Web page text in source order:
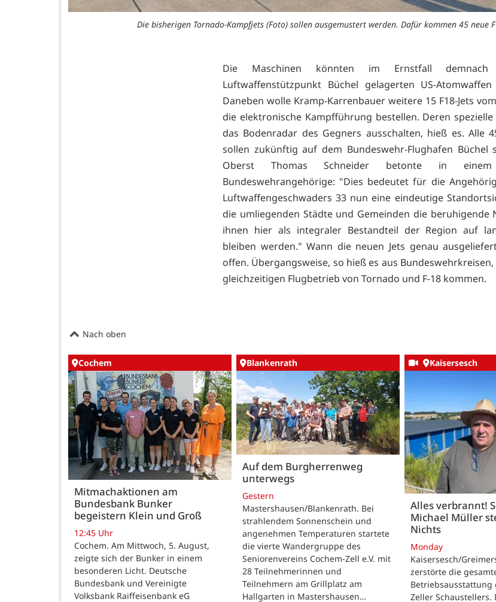
Die bisherigen Tornado-Kampfjets (Foto) sollen ausgemustert werden. Dafür kommen 45 neue
Die Maschinen könnten im Ernstfall
Luftwaffenstützpunkt Büchel gelagerten US-
Daneben wolle Kramp-Karrenbauer weitere 15 F18-Jets
die elektronische Kampfführung bestellen. Deren
das Bodenradar des Gegners ausschalten, hieß es. Alle
sollen zukünftig auf dem Bundeswehr-Flughafen Büchel
Oberst Thomas Schneider betonte in
Bundeswehrangehörige: "Dies bedeutet für die
Luftwaffengeschwaders 33 nun eine eindeutige
die umliegenden Städte und Gemeinden die beruhigende
ihnen hier als integraler Bestandteil der Region auf
bleiben werden." Wann die neuen Jets genau
offen. Übergangsweise, so hieß es aus
gleichzeitigen Flugbetrieb von Tornado und F-18 kommen.
Nach oben
Cochem
Mitmachaktionen am
Bundesbank Bunker
begeistern Klein und Groß
12:45 Uhr
Cochem. Am Mittwoch, 5. August,
zeigte sich der Bunker in einem
besonderen Licht. Deutsche
Bundesbank und Vereinigte
Volksbank Raiffeisenbank eG
Blankenrath
Auf dem Burgherrenweg
unterwegs
Gestern
Mastershausen/Blankenrath. Bei
strahlendem Sonnenschein und
angenehmen Temperaturen startete
die vierte Wandergruppe des
Seniorenvereins Cochem-Zell e.V. mit
28 Teilnehmerinnen und
Teilnehmern am Grillplatz am
Hallgarten in Mastershausen…
Kaisersesch
Alles verbrannt!
Michael Müller
Nichts
Monday
Kaisersesch/
zerstörte die
Betriebsausstattung
Zeller Schaustellers.